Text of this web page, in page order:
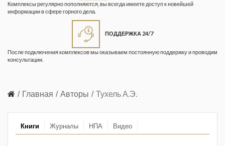
Комплексы регулярно пополняются, вы всегда имеете доступ к новейшей
информации в сфере горного дела.
ПОДДЕРЖКА 24/7
После подключения комплексов мы оказываем постоянную поддержку и проводим
консультации.
Главная Авторы Тухель А.Э.
Книги Журналы НПА Видео
безопасность»
Информационный бюллетень
атомному надзору
Маркшейдерия и недропользование